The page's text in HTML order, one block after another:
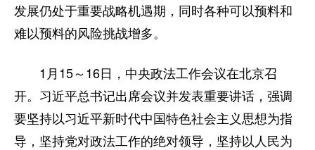
发展仍处于重要战略机遇期，同时各种可以预料和
难以预料的风险挑战增多。
1月15～16日，中央政法工作会议在北京召
开。习近平总书记出席会议并发表重要讲话，强调
要坚持以习近平新时代中国特色社会主义思想为指
导，坚持党对政法工作的绝对领导，坚持以人民为